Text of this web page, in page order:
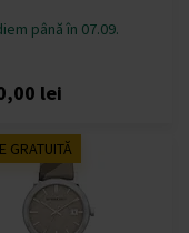
până în 07.09.
lei
GRATUITĂ